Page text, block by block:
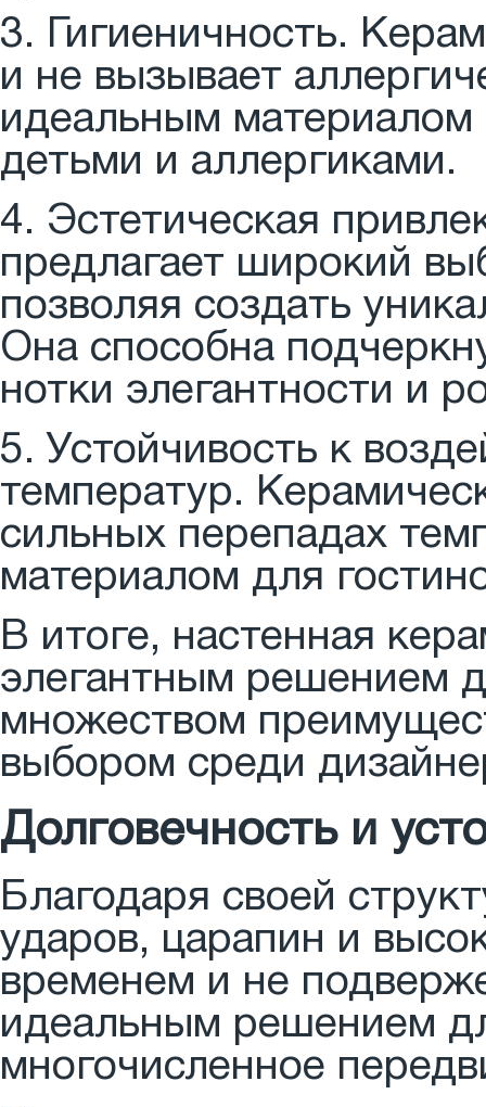
3. Гигиеничность.
и не вызывает
идеальным материалом
детьми и аллергиками.
4. Эстетическая
предлагает широкий
позволяя создать
Она способна
нотки элегантности и
5. Устойчивость к
температур.
сильных перепадах
материалом для
В итоге, настенная
элегантным решением
множеством
выбором среди
Долговечность и
Благодаря своей
ударов, царапин и
временем и не
идеальным решением
многочисленное